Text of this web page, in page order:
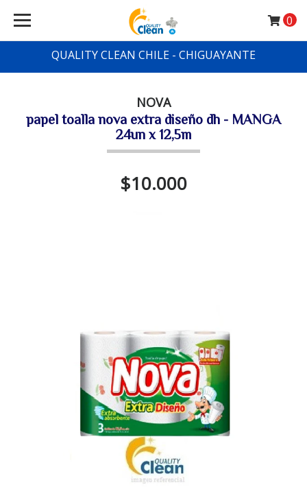
QUALITY CLEAN CHILE - CHIGUAYANTE
0
NOVA
papel toalla nova extra diseño dh - MANGA
24un x 12,5m
$10.000